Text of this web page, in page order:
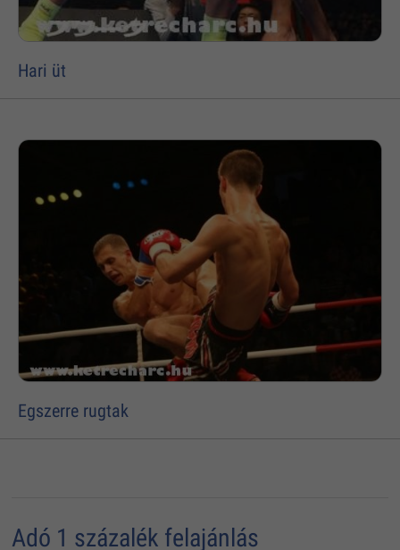
Hari üt
Egszerre rugtak
Adó 1 százalék felajánlás